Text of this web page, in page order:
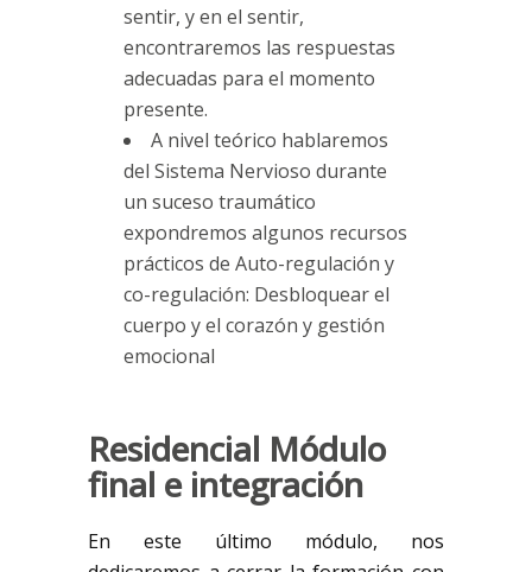
sentir, y en el sentir,
encontraremos las respuestas
adecuadas para el momento
presente.
A nivel teórico hablaremos
del Sistema Nervioso durante
un suceso traumático
expondremos algunos recursos
prácticos de Auto-regulación y
co-regulación: Desbloquear el
cuerpo y el corazón y gestión
emocional
Residencial Módulo
final e integración
En este último módulo, nos